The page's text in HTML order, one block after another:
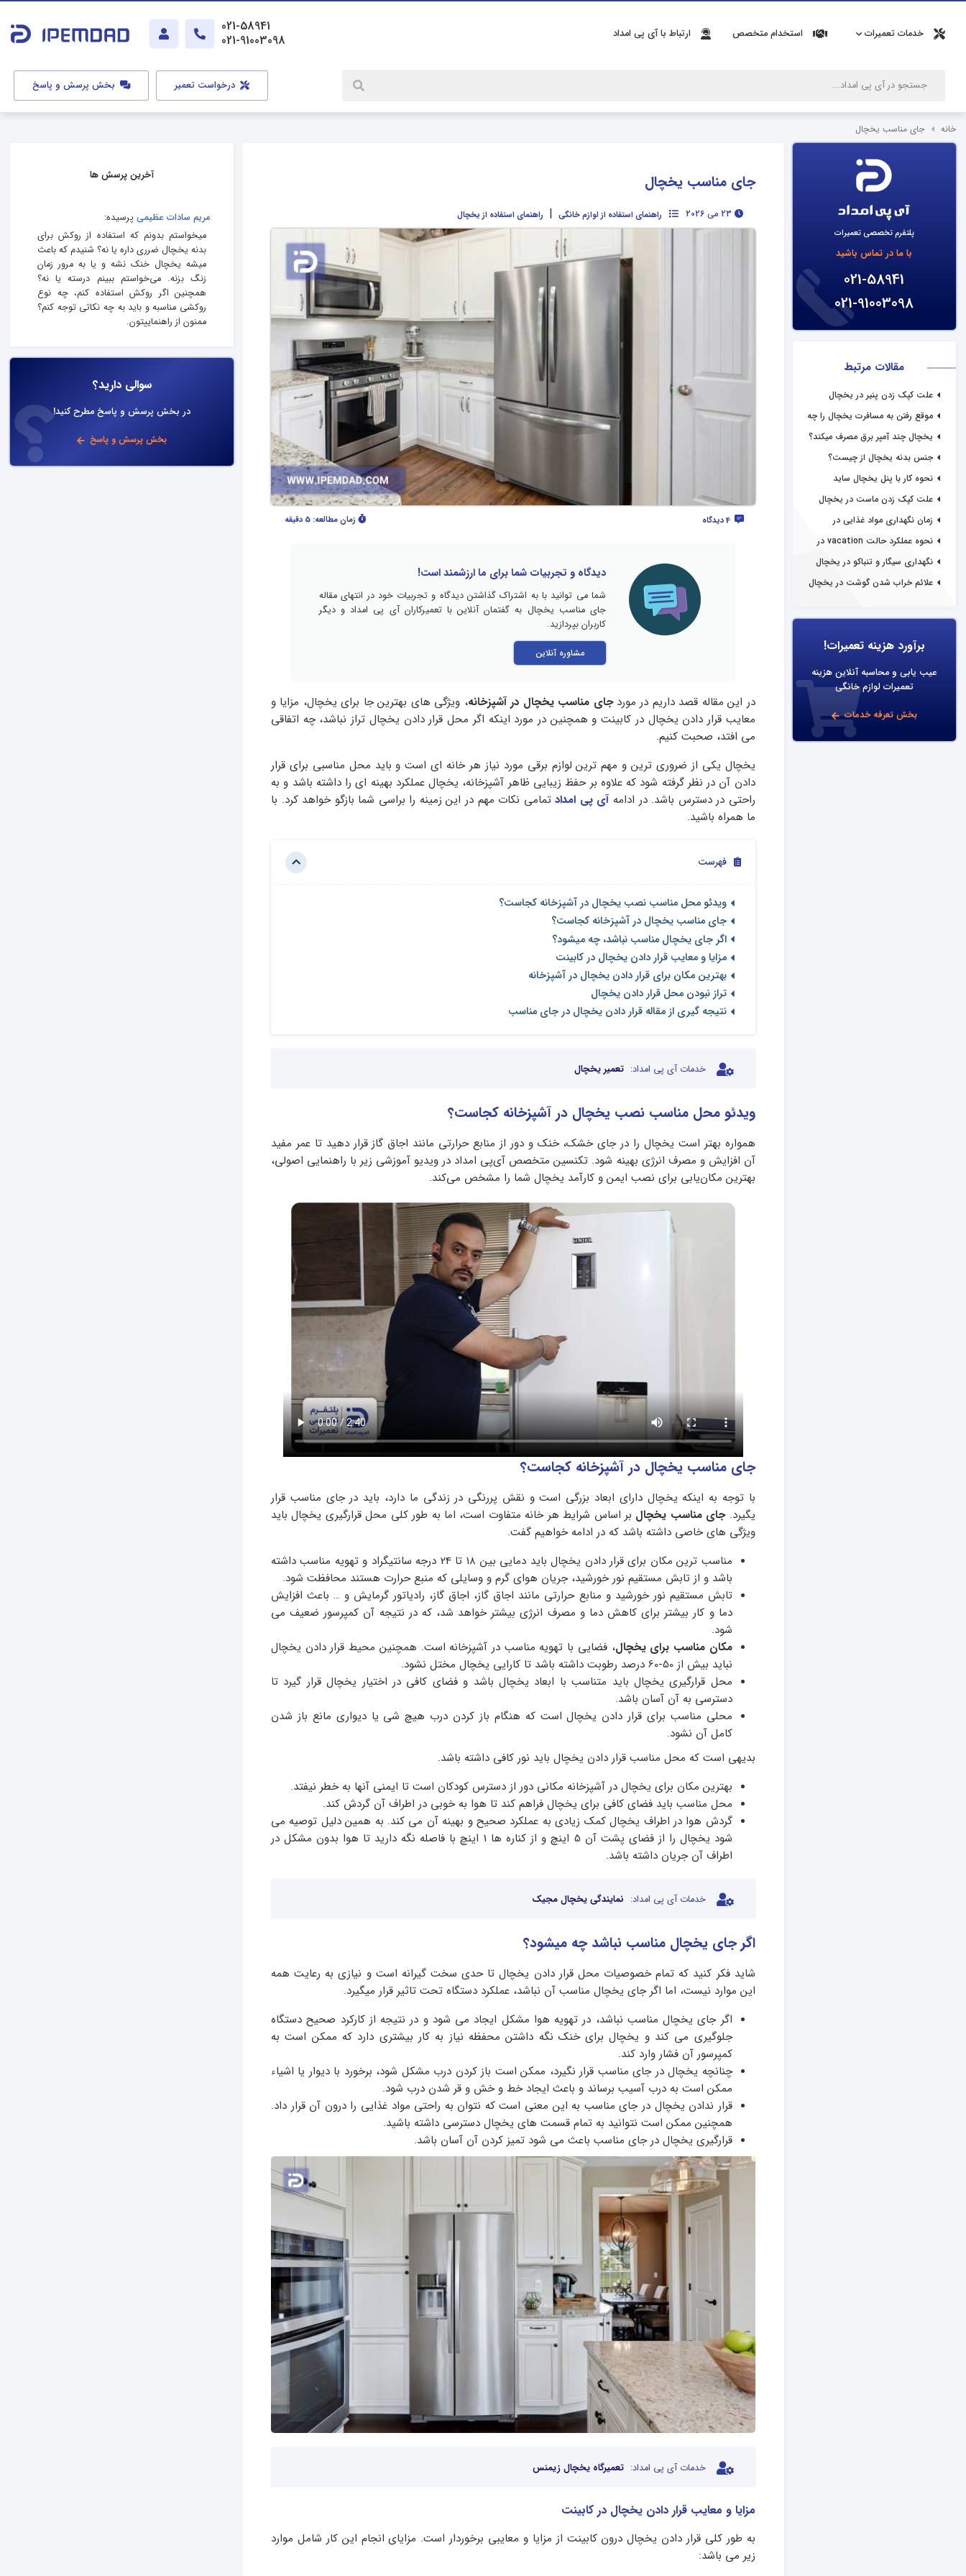
خدمات تعمیرات استخدام متخصص ارتباط با آی پی امداد
021-58941
021-91003098
درخواست تعمیر بخش پرسش و پاسخ
خانه جای مناسب یخچال
پلتفرم تخصصی تعمیرات
با ما در تماس باشید
021-58941
021-91003098
مقالات مرتبط
علت کپک زدن پنیر در یخچال
موقع رفتن به مسافرت یخچال را چه
یخچال چند آمپر برق مصرف میکند؟
جنس بدنه یخچال از چیست؟
نحوه کار با پنل یخچال ساید
علت کپک زدن ماست در یخچال
زمان نگهداری مواد غذایی در
نحوه عملکرد حالت vacation در
نگهداری سیگار و تنباکو در یخچال
علائم خراب شدن گوشت در یخچال
برآورد هزینه تعمیرات!
عیب یابی و محاسبه آنلاین هزینه
تعمیرات لوازم خانگی
بخش تعرفه خدمات
جای مناسب یخچال
23 می 2026 راهنمای استفاده از لوازم خانگی | راهنمای استفاده از یخچال
4 دیدگاه زمان مطالعه: 5 دقیقه
دیدگاه و تجربیات شما برای ما ارزشمند است!
شما می توانید با به اشتراک گذاشتن دیدگاه و تجربیات خود در انتهای مقاله
جای مناسب یخچال به گفتمان آنلاین با تعمیرکاران آی پی امداد و دیگر
کاربران بپردازید.
مشاوره آنلاین
در این مقاله قصد داریم در موردجای مناسب یخچال در آشپزخانه، ویژگی های بهترین جا برای یخچال، مزایا و
معایب قرار دادن یخچال در کابینت و همچنین در مورد اینکه اگر محل قرار دادن یخچال تراز نباشد، چه اتفاقی
می افتد، صحبت کنیم.
یخچال یکی از ضروری ترین و مهم ترین لوازم برقی مورد نیاز هر خانه ای است و باید محل مناسبی برای قرار
دادن آن در نظر گرفته شود که علاوه بر حفظ زیبایی ظاهر آشپزخانه، یخچال عملکرد بهینه ای را داشته باشد و به
راحتی در دسترس باشد. در ادامه آی پی امدادتمامی نکات مهم در این زمینه را براسی شما بازگو خواهد کرد. با
ما همراه باشید.
فهرست
ویدئو محل مناسب نصب یخچال در آشپزخانه کجاست؟
جای مناسب یخچال در آشپزخانه کجاست؟
اگر جای یخچال مناسب نباشد، چه میشود؟
مزایا و معایب قرار دادن یخچال در کابینت
بهترین مکان برای قرار دادن یخچال در آشپزخانه
تراز نبودن محل قرار دادن یخچال
نتیجه گیری از مقاله قرار دادن یخچال در جای مناسب
خدمات آی پی امداد: تعمیر یخچال
ویدئو محل مناسب نصب یخچال در آشپزخانه کجاست؟
همواره بهتر است یخچال را در جای خشک، خنک و دور از منابع حرارتی مانند اجاق گاز قرار دهید تا عمر مفید
آن افزایش و مصرف انرژی بهینه شود. تکنسین متخصص آی‌پی امداد در ویدیو آموزشی زیر با راهنمایی اصولی،
بهترین مکان‌یابی برای نصب ایمن و کارآمد یخچال شما را مشخص می‌کند.
جای مناسب یخچال در آشپزخانه کجاست؟
با توجه به اینکه یخچال دارای ابعاد بزرگی است و نقش پررنگی در زندگی ما دارد، باید در جای مناسب قرار
یگیرد.جای مناسب یخچال بر اساس شرایط هر خانه متفاوت است، اما به طور کلی محل قرارگیری یخچال باید
ویژگی های خاصی داشته باشد که در ادامه خواهیم گفت.
مناسب ترین مکان برای قرار دادن یخچال باید دمایی بین 18 تا 24 درجه سانتیگراد و تهویه مناسب داشته
باشد و از تابش مستقیم نور خورشید، جریان هوای گرم و وسایلی که منبع حرارت هستند محافظت شود.
تابش مستقیم نور خورشید و منابع حرارتی مانند اجاق گاز، اجاق گاز، رادیاتور گرمایش و … باعث افزایش
دما و کار بیشتر برای کاهش دما و مصرف انرژی بیشتر خواهد شد، که در نتیجه آن کمپرسور ضعیف می
شود.
مکان مناسب برای یخچال، فضایی با تهویه مناسب در آشپزخانه است. همچنین محیط قرار دادن یخچال
نباید بیش از 50-60 درصد رطوبت داشته باشد تا کارایی یخچال مختل نشود.
محل قرارگیری یخچال باید متناسب با ابعاد یخچال باشد و فضای کافی در اختیار یخچال قرار گیرد تا
دسترسی به آن آسان باشد.
محلی مناسب برای قرار دادن یخچال است که هنگام باز کردن درب هیچ شی یا دیواری مانع باز شدن
کامل آن نشود.
بدیهی است که محل مناسب قرار دادن یخچال باید نور کافی داشته باشد.
بهترین مکان برای یخچال در آشپزخانه مکانی دور از دسترس کودکان است تا ایمنی آنها به خطر نیفتد.
محل مناسب باید فضای کافی برای یخچال فراهم کند تا هوا به خوبی در اطراف آن گردش کند.
گردش هوا در اطراف یخچال کمک زیادی به عملکرد صحیح و بهینه آن می کند. به همین دلیل توصیه می
شود یخچال را از فضای پشت آن 5 اینچ و از کناره ها 1 اینچ با فاصله نگه دارید تا هوا بدون مشکل در
اطراف آن جریان داشته باشد.
خدمات آی پی امداد: نمایندگی یخچال مجیک
اگر جای یخچال مناسب نباشد چه میشود؟
شاید فکر کنید که تمام خصوصیات محل قرار دادن یخچال تا حدی سخت گیرانه است و نیازی به رعایت همه
این موارد نیست، اما اگر جای یخچال مناسب آن نباشد، عملکرد دستگاه تحت تاثیر قرار میگیرد.
اگر جای یخچال مناسب نباشد، در تهویه هوا مشکل ایجاد می شود و در نتیجه از کارکرد صحیح دستگاه
جلوگیری می کند و یخچال برای خنک نگه داشتن محفظه نیاز به کار بیشتری دارد که ممکن است به
کمپرسور آن فشار وارد کند.
چنانچه یخچال در جای مناسب قرار نگیرد، ممکن است باز کردن درب مشکل شود، برخورد با دیوار یا اشیاء
ممکن است به درب آسیب برساند و باعث ایجاد خط و خش و قر شدن درب شود.
قرار ندادن یخچال در جای مناسب به این معنی است که نتوان به راحتی مواد غذایی را درون آن قرار داد.
همچنین ممکن است نتوانید به تمام قسمت های یخچال دسترسی داشته باشید.
قرارگیری یخچال در جای مناسب باعث می شود تمیز کردن آن آسان باشد.
خدمات آی پی امداد: تعمیرگاه یخچال زیمنس
مزایا و معایب قرار دادن یخچال در کابینت
به طور کلی قرار دادن یخچال درون کابینت از مزایا و معایبی برخوردار است. مزایای انجام این کار شامل موارد
زیر می باشد:
آخرین پرسش ها
مریم سادات عظیمی پرسیده:
میخواستم بدونم که استفاده از روکش برای
بدنه یخچال ضرری داره یا نه؟ شنیدم که باعث
میشه یخچال خنک نشه و یا به مرور زمان
زنگ بزنه. می‌خواستم ببینم درسته یا نه؟
همچنین اگر روکش استفاده کنم، چه نوع
روکشی مناسبه و باید به چه نکاتی توجه کنم؟
ممنون از راهنماییتون.
سوالی دارید؟
در بخش پرسش و پاسخ مطرح کنید!
بخش پرسش و پاسخ